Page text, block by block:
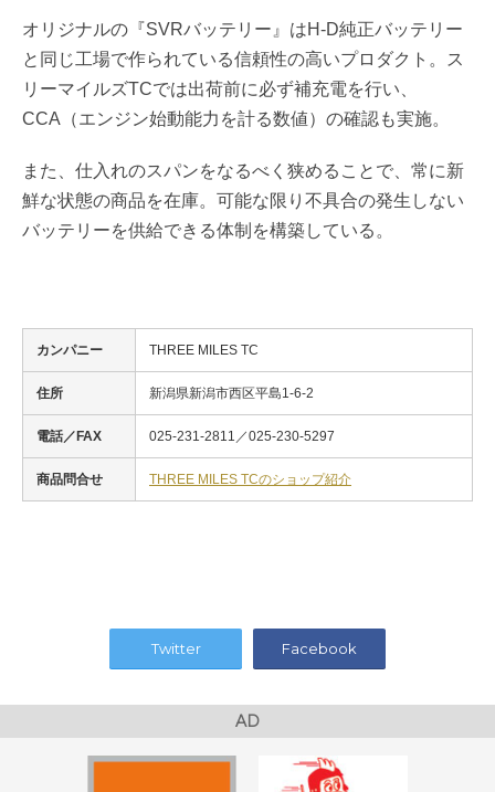
オリジナルの『SVRバッテリー』はH-D純正バッテリー
と同じ工場で作られている信頼性の高いプロダクト。ス
リーマイルズTCでは出荷前に必ず補充電を行い、
CCA（エンジン始動能力を計る数値）の確認も実施。
また、仕入れのスパンをなるべく狭めることで、常に新
鮮な状態の商品を在庫。可能な限り不具合の発生しない
バッテリーを供給できる体制を構築している。
カンパニー THREE MILES TC
住所 新潟県新潟市西区平島1-6-2
電話／FAX 025-231-2811／025-230-5297
商品問合せ THREE MILES TCのショップ紹介
Twitter Facebook
AD